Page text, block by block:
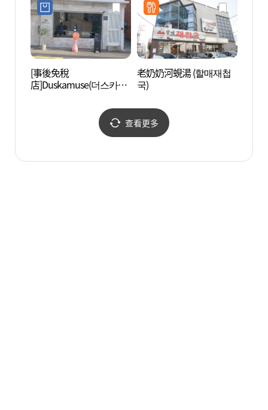
[事後免稅
店]Duskamuse(더스카뮤
老奶奶河蜆湯 (할매재첩
국)
查看更多